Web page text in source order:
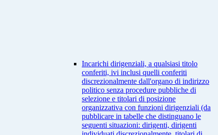
Incarichi dirigenziali, a qualsiasi titolo
conferiti, ivi inclusi quelli conferiti
discrezionalmente dall'organo di indirizzo
politico senza procedure pubbliche di
selezione e titolari di posizione
organizzativa con funzioni dirigenziali (da
pubblicare in tabelle che distinguano le
seguenti situazioni: dirigenti, dirigenti